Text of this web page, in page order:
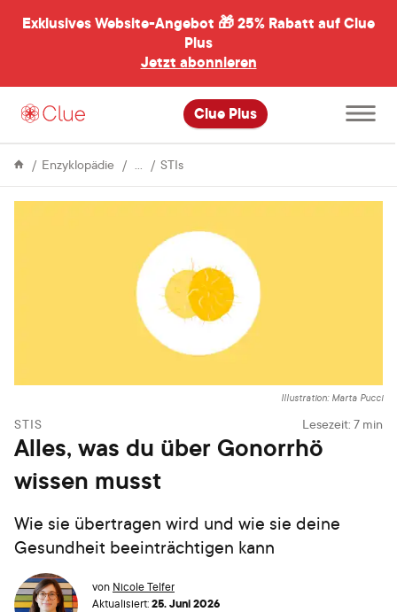
Exklusives Website-Angebot 🎁25% Rabatt auf Clue
Plus
Jetzt abonnieren
Clue Plus
öffnen
Enzyklopädie Sex STIsAlles,
Gonorrhö
musst
Illustration: Marta Pucci
STIS Lesezeit: 7 min
Alles, was du über Gonorrhö
wissen musst
Wie sie übertragen wird und wie sie deine
Gesundheit beeinträchtigen kann
von Nicole Telfer
Aktualisiert:25. Juni 2026